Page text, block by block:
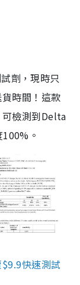
劑，現時只
時間！這款
檢測到Delta
。
快速測試